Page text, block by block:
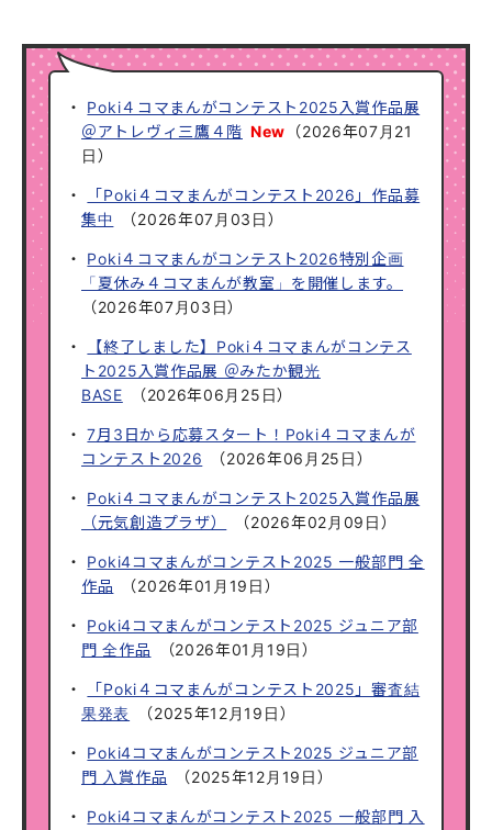
Poki４コマまんがコンテスト2025入賞作品展
＠アトレヴィ三鷹４階 New （2026年07月21
日）
「Poki４コマまんがコンテスト2026」作品募
集中
（2026年07月03日）
Poki４コマまんがコンテスト2026特別企画
「夏休み４コマまんが教室」を開催します。
（2026年07月03日）
【終了しました】Poki４コマまんがコンテス
ト2025入賞作品展 ＠みたか観光
BASE
（2026年06月25日）
7月3日から応募スタート！Poki４コマまんが
コンテスト2026
（2026年06月25日）
Poki４コマまんがコンテスト2025入賞作品展
（元気創造プラザ）
（2026年02月09日）
Poki4コマまんがコンテスト2025 一般部門 全
作品
（2026年01月19日）
Poki4コマまんがコンテスト2025 ジュニア部
門 全作品
（2026年01月19日）
「Poki４コマまんがコンテスト2025」審査結
果発表
（2025年12月19日）
Poki4コマまんがコンテスト2025 ジュニア部
門 入賞作品
（2025年12月19日）
Poki4コマまんがコンテスト2025 一般部門 入